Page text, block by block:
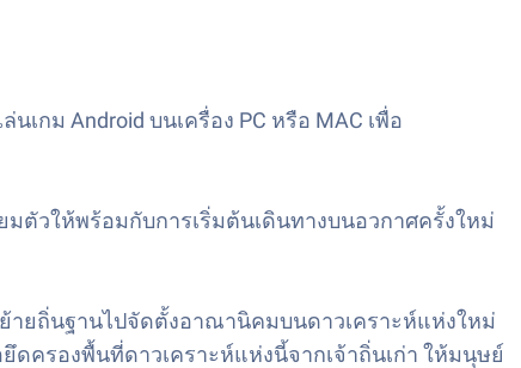
กม Android บนเครื่อง PC หรือ MAC เพื่อ
มตัวให้พร้อมกับการเริ่มต้นเดินทางบนอวกาศครั้งใหม่
ายถิ่นฐานไปจัดตั้งอาณานิคมบนดาวเคราะห์แห่งใหม่
ครองพื้นที่ดาวเคราะห์แห่งนี้จากเจ้าถิ่นเก่า ให้มนุษย์